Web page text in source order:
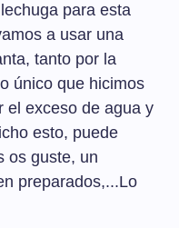
para esta
a usar una
tanto por la
único que hicimos
el exceso de agua y
esto, puede
os guste, un
preparados,...Lo